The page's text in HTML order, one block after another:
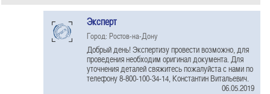
Эксперт
Город: Ростов-на-Дону
Добрый день! Экспертизу провести возможно, для
проведения необходим оригинал документа. Для
уточнения деталей свяжитесь пожалуйста с нами по
телефону 8-800-100-34-14, Константин Витальевич.
06.05.2019